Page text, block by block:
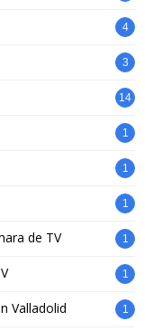
4
3
14
1
1
1
de TV 1
1
Valladolid 1